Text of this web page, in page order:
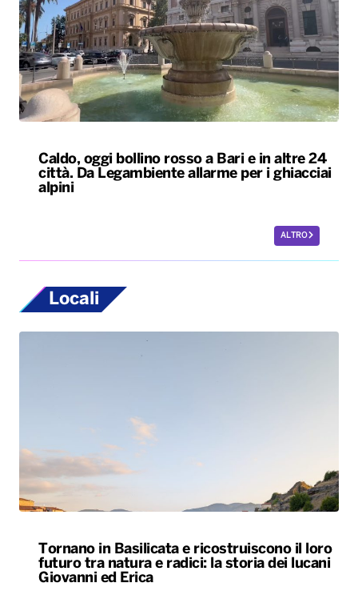
Caldo, oggi bollino rosso a Bari e in altre 24
città. Da Legambiente allarme per i ghiacciai
alpini
ALTRO
Locali
Tornano in Basilicata e ricostruiscono il loro
futuro tra natura e radici: la storia dei lucani
Giovanni ed Erica